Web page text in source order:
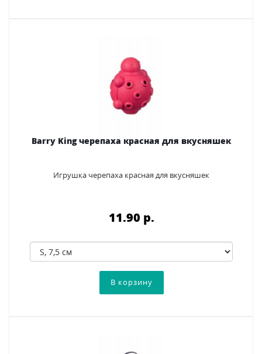
Barry King черепаха красная для вкусняшек
Игрушка черепаха красная для вкусняшек
11.90 p.